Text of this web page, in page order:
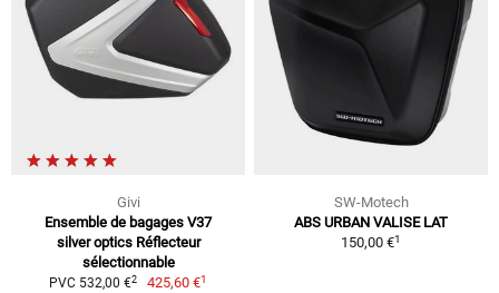
Givi
Ensemble de bagages V37
silver optics Réflecteur
sélectionnable
PVC 532,00 €2 425,60 €1
SW-Motech
ABS URBAN VALISE LAT
150,00 €1